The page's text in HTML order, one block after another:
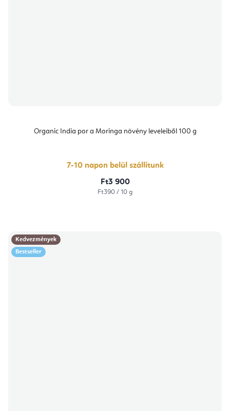
Organic India por a Moringa növény leveleiből 100 g
7-10 napon belül szállítunk
Ft3 900
Egységár:
Ft390 / 10 g
Kedvezmények
Bestseller